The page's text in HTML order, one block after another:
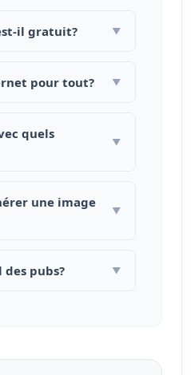
il gratuit? ▼
pour tout? ▼
quels
▼
une image
▼
des pubs? ▼